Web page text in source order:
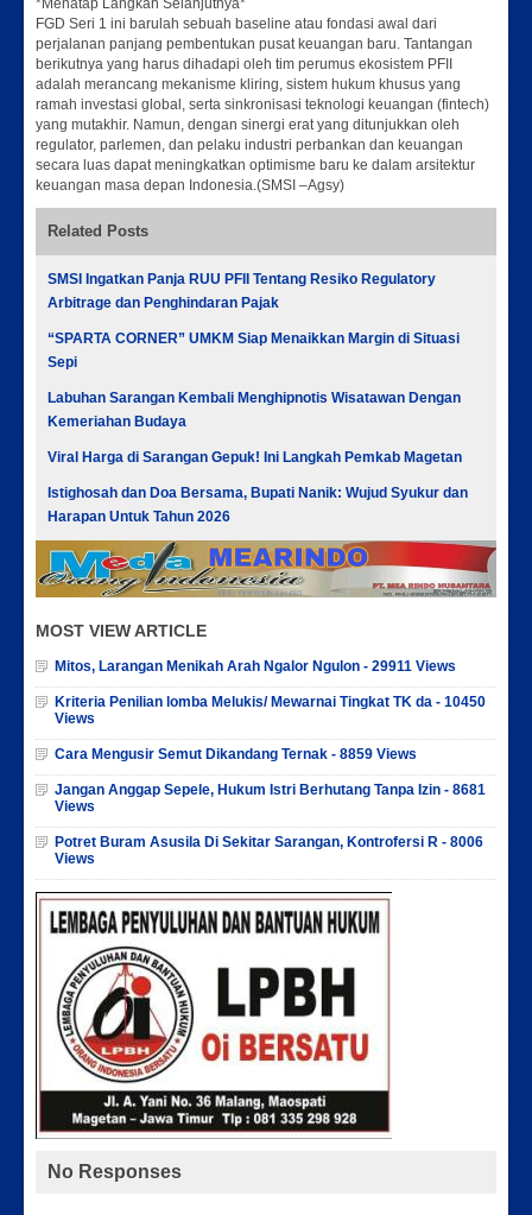
FGD Seri 1 ini barulah sebuah baseline atau fondasi awal dari
perjalanan panjang pembentukan pusat keuangan baru. Tantangan
berikutnya yang harus dihadapi oleh tim perumus ekosistem PFII
adalah merancang mekanisme kliring, sistem hukum khusus yang
ramah investasi global, serta sinkronisasi teknologi keuangan (fintech)
yang mutakhir. Namun, dengan sinergi erat yang ditunjukkan oleh
regulator, parlemen, dan pelaku industri perbankan dan keuangan
secara luas dapat meningkatkan optimisme baru ke dalam arsitektur
keuangan masa depan Indonesia.(SMSI –Agsy)
Related Posts
SMSI Ingatkan Panja RUU PFII Tentang Resiko Regulatory
Arbitrage dan Penghindaran Pajak
“SPARTA CORNER” UMKM Siap Menaikkan Margin di Situasi
Sepi
Labuhan Sarangan Kembali Menghipnotis Wisatawan Dengan
Kemeriahan Budaya
Viral Harga di Sarangan Gepuk! Ini Langkah Pemkab Magetan
Istighosah dan Doa Bersama, Bupati Nanik: Wujud Syukur dan
Harapan Untuk Tahun 2026
MOST VIEW ARTICLE
Mitos, Larangan Menikah Arah Ngalor Ngulon - 29911 Views
Kriteria Penilian lomba Melukis/ Mewarnai Tingkat TK da - 10450
Views
Cara Mengusir Semut Dikandang Ternak - 8859 Views
Jangan Anggap Sepele, Hukum Istri Berhutang Tanpa Izin - 8681
Views
Potret Buram Asusila Di Sekitar Sarangan, Kontrofersi R - 8006
Views
No Responses